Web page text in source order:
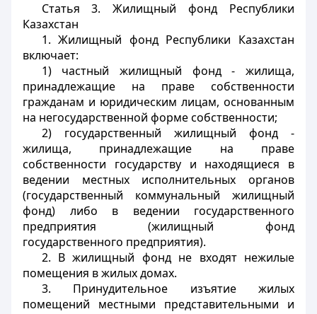
Статья 3. Жилищный фонд Республики
Казахстан
1. Жилищный фонд Республики Казахстан
включает:
1) частный жилищный фонд - жилища,
принадлежащие на праве собственности
гражданам и юридическим лицам, основанным
на негосударственной форме собственности;
2) государственный жилищный фонд -
жилища, принадлежащие на праве
собственности государству и находящиеся в
ведении местных исполнительных органов
(государственный коммунальный жилищный
фонд) либо в ведении государственного
предприятия (жилищный фонд
государственного предприятия).
2. В жилищный фонд не входят нежилые
помещения в жилых домах.
3. Принудительное изъятие жилых
помещений местными представительными и